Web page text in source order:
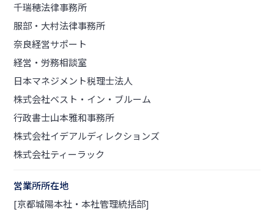
千瑞穂法律事務所
服部・大村法律事務所
奈良経営サポート
経営・労務相談室
日本マネジメント税理士法人
株式会社ベスト・イン・ブルーム
行政書士山本雅和事務所
株式会社イデアルディレクションズ
株式会社ティーラック
営業所所在地
[京都城陽本社・本社管理統括部]